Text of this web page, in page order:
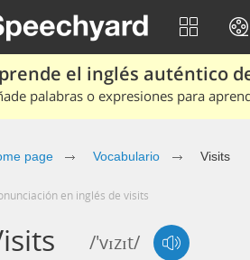
el inglés auténtico
palabras o expresiones para
page Vocabulario Visits
en inglés de visits
/'vɪzɪt/